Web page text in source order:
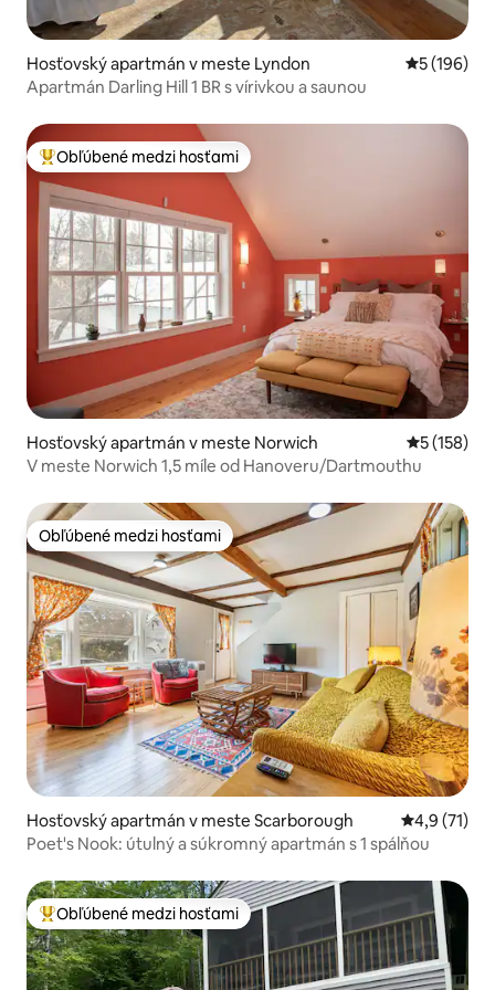
Hosťovský apartmán v meste Lyndon Priemerné
5 (196)
Apartmán Darling Hill 1 BR s vírivkou a saunou
Najobľúbenejšie medzi hosťami
Obľúbené medzi hosťami
Hosťovský apartmán v meste Norwich Priemerné
5 (158)
V meste Norwich 1,5 míle od Hanoveru/Dartmouthu
Obľúbené medzi hosťami
Obľúbené medzi hosťami
Hosťovský apartmán v meste Scarborough Priemerné
4,9 (71)
Poet's Nook: útulný a súkromný apartmán s 1 spálňou
Najobľúbenejšie medzi hosťami
Obľúbené medzi hosťami